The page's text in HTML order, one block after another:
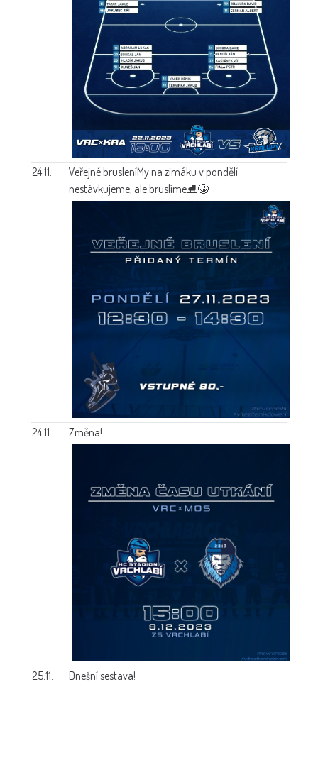
24.11. Veřejné brusleníMy na zimáku v pondělí
nestávkujeme, ale bruslíme⛸🤩
24.11. Změna!
25.11. Dnešní sestava!